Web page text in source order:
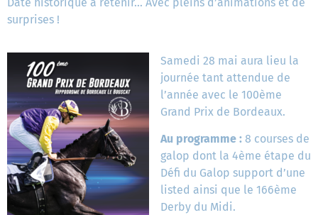
surprises !
Samedi 28 mai aura lieu la
journée tant attendue de
l’année avec le 100ème
Grand Prix de Bordeaux.
Au programme : 8 courses de
galop dont la 4ème étape du
Défi du Galop support d’une
listed ainsi que le 166ème
Derby du Midi.